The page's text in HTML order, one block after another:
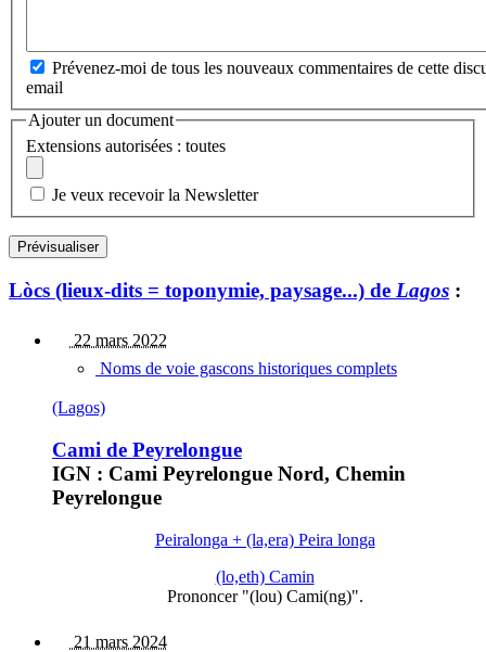
Prévenez-moi de tous les nouveaux commentaires de cette
email
Ajouter un document
Extensions autorisées : toutes
Je veux recevoir la Newsletter
Lòcs (lieux-dits = toponymie, paysage...) de Lagos :
22 mars 2022
Noms de voie gascons historiques complets
(Lagos)
Cami de Peyrelongue
IGN : Cami Peyrelongue Nord, Chemin
Peyrelongue
Peiralonga + (la,era) Peira longa
(lo,eth) Camin
Prononcer "(lou) Cami(ng)".
21 mars 2024